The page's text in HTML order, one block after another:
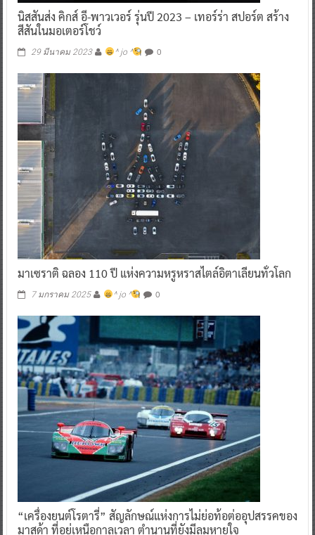
นิสสันส่ง คิกส์ อี-พาวเวอร์ รุ่นปี 2023 – เทอร์ร่า สปอร์ต สร้าง
สีสันในมอเตอร์โชว์
29 มีนาคม 2023 ^ jo ^ 0
มาเซราติ ฉลอง 110 ปี แห่งความหรูหราสไตล์อิตาเลียนทั่วโลก
7 มกราคม 2025 ^ jo ^ 0
“เครื่องยนต์โรตารี่” สัญลักษณ์แห่งการไม่ย่อท้อต่ออุปสรรคของ
มาสด้า ที่อยู่เหนือกาลเวลา ตำนานที่ยังมีลมหายใจ